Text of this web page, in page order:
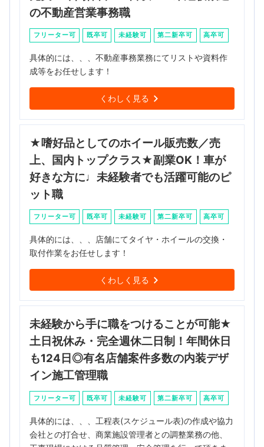
の不動産営業事務職
フリーター可 既卒可 未経験可 第二新卒可 高卒可
具体的には、、、不動産事務業務にてリストや資料作
成等をお任せします！
くわしく見る
★嗜好品としてのホイール販売数／売
上、国内トップクラス★副業OK！車が
好きな方に♩未経験者でも活躍可能のピ
ット職
フリーター可 既卒可 未経験可 第二新卒可 高卒可
具体的には、、、店舗にてタイヤ・ホイールの交換・
取付作業をお任せします！
くわしく見る
未経験から手に職をつけることが可能★
土日祝休み・完全週休二日制！年間休日
も124日◎有名店舗案件多数の内装デザ
イン施工管理職
フリーター可 既卒可 未経験可 第二新卒可 高卒可
具体的には、、、工程表(スケジュール表)の作成や協力
会社との打合せ、商業施設管理者との調整業務の他、